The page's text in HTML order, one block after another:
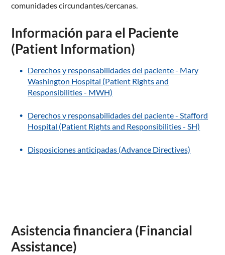
comunidades circundantes/cercanas.
Información para el Paciente
(Patient Information)
Derechos y responsabilidades del paciente - Mary
Washington Hospital (Patient Rights and
Responsibilities - MWH)
Derechos y responsabilidades del paciente - Stafford
Hospital (Patient Rights and Responsibilities - SH)
Disposiciones anticipadas (Advance Directives)
Asistencia financiera (Financial
Assistance)